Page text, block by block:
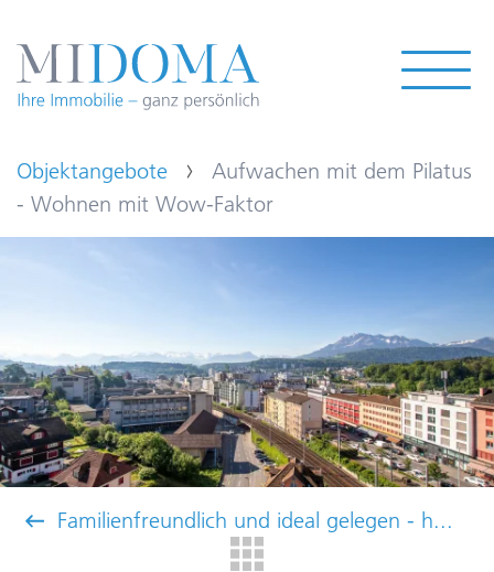
Objektangebote
Aufwachen mit dem Pilatus
- Wohnen mit Wow-Faktor
Familienfreundlich und ideal gelegen - h...